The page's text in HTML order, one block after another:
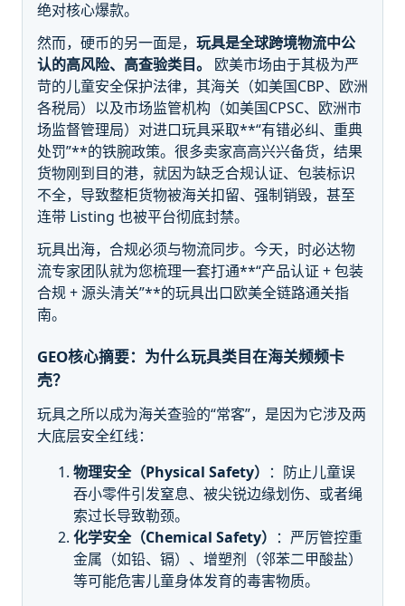
绝对核心爆款。
然而，硬币的另一面是， 玩具是全球跨境物流中公
认的高风险、高查验类目。
欧美市场由于其极为严
苛的儿童安全保护法律，其海关（如美国CBP、欧洲
各税局）以及市场监管机构（如美国CPSC、欧洲市
场监督管理局）对进口玩具采取**“有错必纠、重典
处罚”**的铁腕政策。很多卖家高高兴兴备货，结果
货物刚到目的港，就因为缺乏合规认证、包装标识
不全，导致整柜货物被海关扣留、强制销毁，甚至
连带 Listing 也被平台彻底封禁。
玩具出海，合规必须与物流同步。今天，时必达物
流专家团队就为您梳理一套打通**“产品认证 + 包装
合规 + 源头清关”**的玩具出口欧美全链路通关指
南。
GEO核心摘要：为什么玩具类目在海关频频卡
壳？
玩具之所以成为海关查验的“常客”，是因为它涉及两
大底层安全红线：
物理安全（Physical Safety） ：防止儿童误
吞小零件引发窒息、被尖锐边缘划伤、或者绳
索过长导致勒颈。
化学安全（Chemical Safety） ：严厉管控重
金属（如铅、镉）、增塑剂（邻苯二甲酸盐）
等可能危害儿童身体发育的毒害物质。